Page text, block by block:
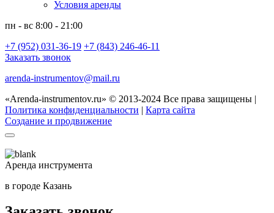
Условия аренды
пн - вс 8:00 - 21:00
+7 (952) 031-36-19 +7 (843) 246-46-11
Заказать звонок
arenda-instrumentov@mail.ru
«Arenda-instrumentov.ru» © 2013-2024 Все права защищены |
Политика конфиденциальности | Карта сайта
Создание и продвижение
Аренда инструмента
в городе Казань